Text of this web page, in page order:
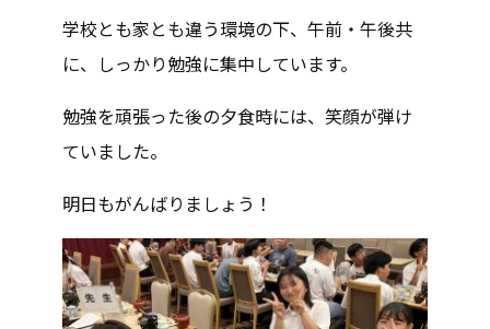
学校とも家とも違う環境の下、午前・午後共
に、しっかり勉強に集中しています。
勉強を頑張った後の夕食時には、笑顔が弾け
ていました。
明日もがんばりましょう！